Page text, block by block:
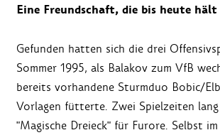
Eine Freundschaft, die bis heute hält
Gefunden hatten sich die drei
Sommer 1995, als Balakov zum VfB
bereits vorhandene Sturmduo Bobic/
Vorlagen fütterte. Zwei Spielzeiten
"Magische Dreieck" für Furore. Selbst